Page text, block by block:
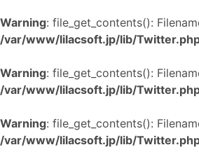
Warning: file_get_contents():
/var/www/lilacsoft.jp/lib/
Warning: file_get_contents():
/var/www/lilacsoft.jp/lib/
Warning: file_get_contents():
/var/www/lilacsoft.jp/lib/